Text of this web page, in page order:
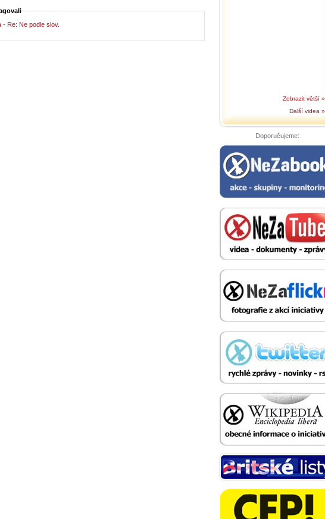
- Re: Ne podle slov.
Zobrazit větší »
Další videa »
Doporučujeme: